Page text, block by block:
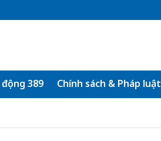
389 Chính sách & Pháp luật